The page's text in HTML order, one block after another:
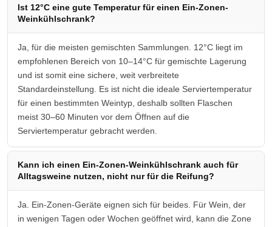
Ist 12°C eine gute Temperatur für einen Ein-Zonen-
Weinkühlschrank?
Ja, für die meisten gemischten Sammlungen. 12°C liegt im
empfohlenen Bereich von 10–14°C für gemischte Lagerung
und ist somit eine sichere, weit verbreitete
Standardeinstellung. Es ist nicht die ideale Serviertemperatur
für einen bestimmten Weintyp, deshalb sollten Flaschen
meist 30–60 Minuten vor dem Öffnen auf die
Serviertemperatur gebracht werden.
Kann ich einen Ein-Zonen-Weinkühlschrank auch für
Alltagsweine nutzen, nicht nur für die Reifung?
Ja. Ein-Zonen-Geräte eignen sich für beides. Für Wein, der
in wenigen Tagen oder Wochen geöffnet wird, kann die Zone